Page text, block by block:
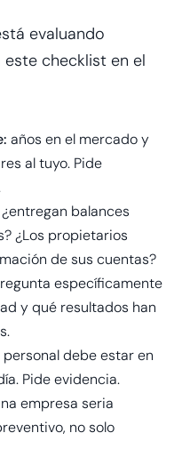
evaluando
checklist en el
años en el mercado y
al tuyo. Pide
¿entregan balances
¿Los propietarios
de sus cuentas?
específicamente
y qué resultados han
personal debe estar en
Pide evidencia.
empresa seria
no solo